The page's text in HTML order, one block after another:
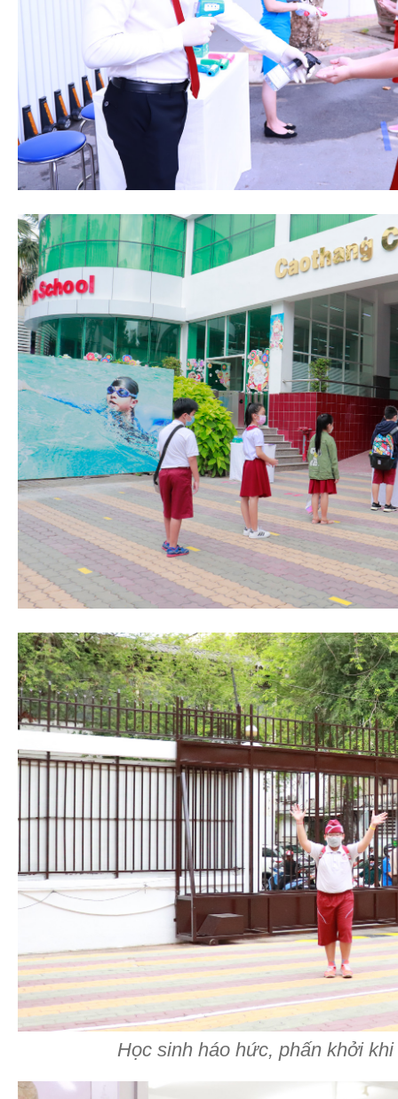
Học sinh háo hức, phấn khởi